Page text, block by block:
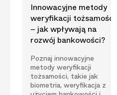
Innowacyjne metody
weryfikacji tożsamości
– jak wpływają na
rozwój bankowości?
Poznaj innowacyjne
metody weryfikacji
tożsamości, takie jak
biometria, weryfikacja z